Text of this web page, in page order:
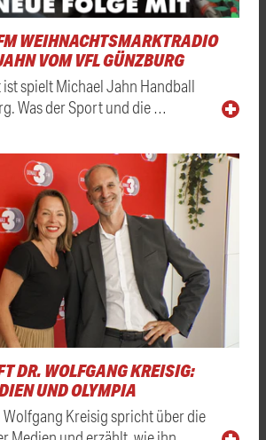
WEIHNACHTSMARKTRADIO
VOM VFL GÜNZBURG
spielt Michael Jahn Handball
Was der Sport und die …
DR. WOLFGANG KREISIG:
UND OLYMPIA
Wolfgang Kreisig spricht über die